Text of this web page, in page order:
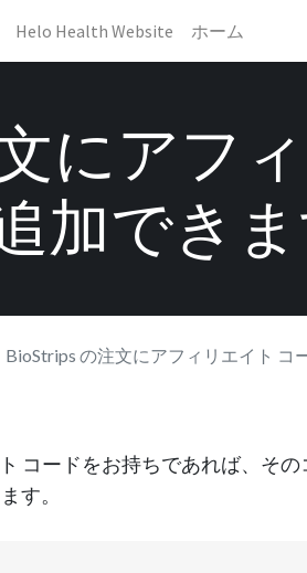
Helo Health Website ホーム
にアフ
加でき
BioStrips の注文にアフィリエイト コ
コードをお持ちであれば、そ
す。